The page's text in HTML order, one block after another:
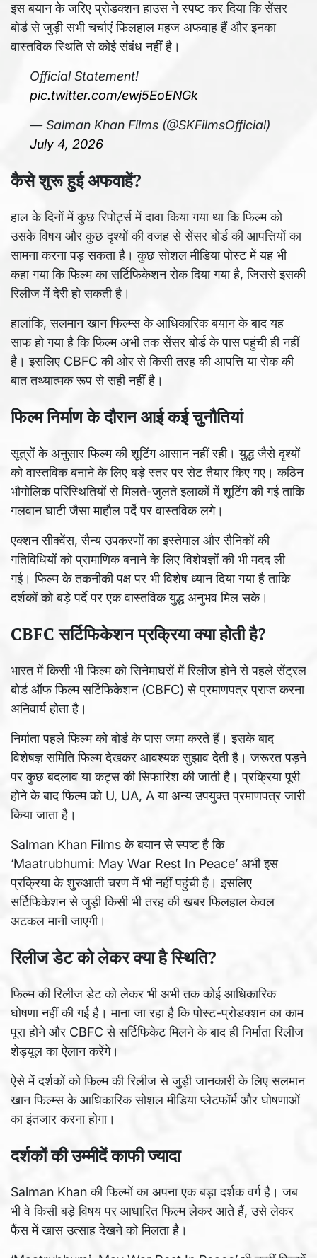
इस बयान के जरिए प्रोडक्शन हाउस ने स्पष्ट कर दिया कि सेंसर
बोर्ड से जुड़ी सभी चर्चाएं फिलहाल महज अफवाह हैं और इनका
वास्तविक स्थिति से कोई संबंध नहीं है।
Official Statement!
pic.twitter.com/ewj5EoENGk
— Salman Khan Films (@SKFilmsOfficial)
July 4, 2026
कैसे शुरू हुई अफवाहें?
हाल के दिनों में कुछ रिपोर्ट्स में दावा किया गया था कि फिल्म को
उसके विषय और कुछ दृश्यों की वजह से सेंसर बोर्ड की आपत्तियों का
सामना करना पड़ सकता है। कुछ सोशल मीडिया पोस्ट में यह भी
कहा गया कि फिल्म का सर्टिफिकेशन रोक दिया गया है, जिससे इसकी
रिलीज में देरी हो सकती है।
हालांकि, सलमान खान फिल्म्स के आधिकारिक बयान के बाद यह
साफ हो गया है कि फिल्म अभी तक सेंसर बोर्ड के पास पहुंची ही नहीं
है। इसलिए CBFC की ओर से किसी तरह की आपत्ति या रोक की
बात तथ्यात्मक रूप से सही नहीं है।
फिल्म निर्माण के दौरान आई कई चुनौतियां
सूत्रों के अनुसार फिल्म की शूटिंग आसान नहीं रही। युद्ध जैसे दृश्यों
को वास्तविक बनाने के लिए बड़े स्तर पर सेट तैयार किए गए। कठिन
भौगोलिक परिस्थितियों से मिलते-जुलते इलाकों में शूटिंग की गई ताकि
गलवान घाटी जैसा माहौल पर्दे पर वास्तविक लगे।
एक्शन सीक्वेंस, सैन्य उपकरणों का इस्तेमाल और सैनिकों की
गतिविधियों को प्रामाणिक बनाने के लिए विशेषज्ञों की भी मदद ली
गई। फिल्म के तकनीकी पक्ष पर भी विशेष ध्यान दिया गया है ताकि
दर्शकों को बड़े पर्दे पर एक वास्तविक युद्ध अनुभव मिल सके।
CBFC सर्टिफिकेशन प्रक्रिया क्या होती है?
भारत में किसी भी फिल्म को सिनेमाघरों में रिलीज होने से पहले सेंट्रल
बोर्ड ऑफ फिल्म सर्टिफिकेशन (CBFC) से प्रमाणपत्र प्राप्त करना
अनिवार्य होता है।
निर्माता पहले फिल्म को बोर्ड के पास जमा करते हैं। इसके बाद
विशेषज्ञ समिति फिल्म देखकर आवश्यक सुझाव देती है। जरूरत पड़ने
पर कुछ बदलाव या कट्स की सिफारिश की जाती है। प्रक्रिया पूरी
होने के बाद फिल्म को U, UA, A या अन्य उपयुक्त प्रमाणपत्र जारी
किया जाता है।
Salman Khan Films के बयान से स्पष्ट है कि
‘Maatrubhumi: May War Rest In Peace’ अभी इस
प्रक्रिया के शुरुआती चरण में भी नहीं पहुंची है। इसलिए
सर्टिफिकेशन से जुड़ी किसी भी तरह की खबर फिलहाल केवल
अटकल मानी जाएगी।
रिलीज डेट को लेकर क्या है स्थिति?
फिल्म की रिलीज डेट को लेकर भी अभी तक कोई आधिकारिक
घोषणा नहीं की गई है। माना जा रहा है कि पोस्ट-प्रोडक्शन का काम
पूरा होने और CBFC से सर्टिफिकेट मिलने के बाद ही निर्माता रिलीज
शेड्यूल का ऐलान करेंगे।
ऐसे में दर्शकों को फिल्म की रिलीज से जुड़ी जानकारी के लिए सलमान
खान फिल्म्स के आधिकारिक सोशल मीडिया प्लेटफॉर्म और घोषणाओं
का इंतजार करना होगा।
दर्शकों की उम्मीदें काफी ज्यादा
Salman Khan की फिल्मों का अपना एक बड़ा दर्शक वर्ग है। जब
भी वे किसी बड़े विषय पर आधारित फिल्म लेकर आते हैं, उसे लेकर
फैंस में खास उत्साह देखने को मिलता है।